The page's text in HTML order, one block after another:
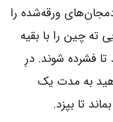
ورقه‌شده را
ته چین را با بقیه
تا فشرده شوند. درِ
دهید به مدت یک
تا بپزد.